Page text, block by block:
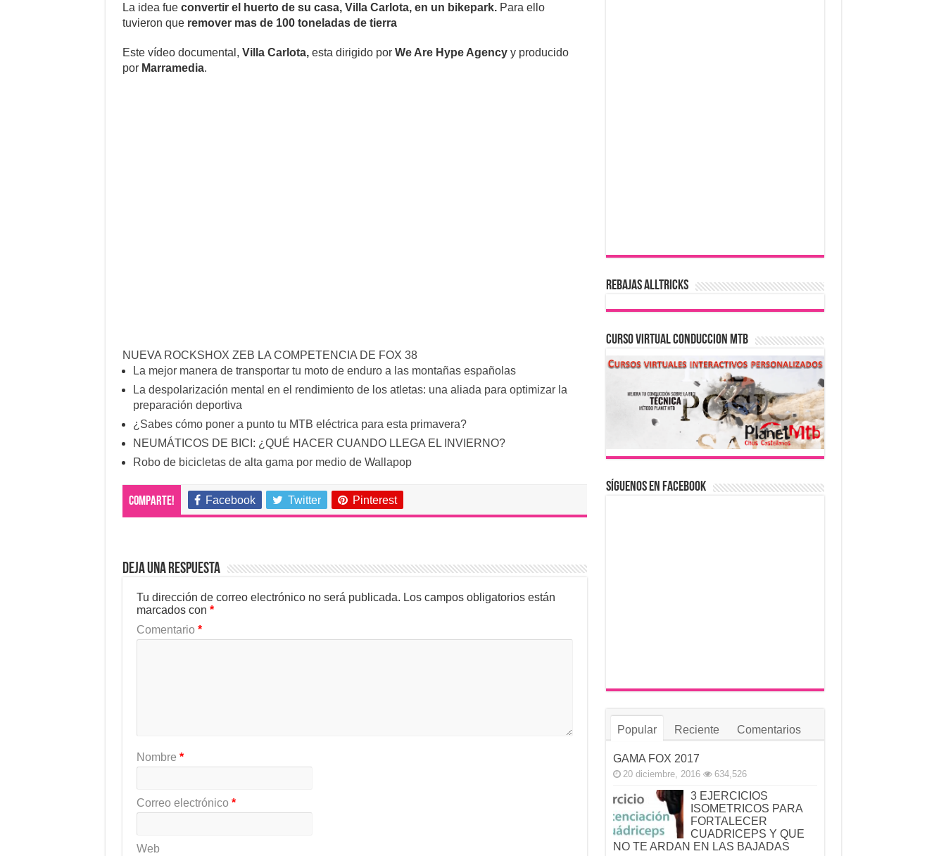
La idea fue convertir el huerto de su casa, Villa Carlota, en un bikepark.Para ello
tuvieron que remover mas de 100 toneladas de tierra
Este vídeo documental, Villa Carlota,esta dirigido por We Are Hype Agencyy producido
por Marramedia.
NUEVA ROCKSHOX ZEB LA COMPETENCIA DE FOX 38
La mejor manera de transportar tu moto de enduro a las montañas españolas
La despolarización mental en el rendimiento de los atletas: una aliada para optimizar la
preparación deportiva
¿Sabes cómo poner a punto tu MTB eléctrica para esta primavera?
NEUMÁTICOS DE BICI: ¿QUÉ HACER CUANDO LLEGA EL INVIERNO?
Robo de bicicletas de alta gama por medio de Wallapop
Comparte! Facebook Twitter Pinterest
Deja una respuesta
Tu dirección de correo electrónico no será publicada. Los campos obligatorios están
marcados con *
Comentario *
Nombre *
Correo electrónico *
Web
REBAJAS ALLTRICKS
CURSO VIRTUAL CONDUCCION MTB
Síguenos en Facebook
Popular Reciente Comentarios
GAMA FOX 2017
20 diciembre, 2016 634,526
3 EJERCICIOS
ISOMETRICOS PARA
FORTALECER
CUADRICEPS Y QUE
NO TE ARDAN EN LAS BAJADAS